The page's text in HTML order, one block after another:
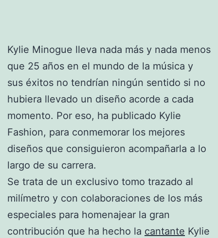
Kylie Minogue lleva nada más y nada menos
que 25 años en el mundo de la música y
sus éxitos no tendrían ningún sentido si no
hubiera llevado un diseño acorde a cada
momento. Por eso, ha publicado Kylie
Fashion, para conmemorar los mejores
diseños que consiguieron acompañarla a lo
largo de su carrera.
Se trata de un exclusivo tomo trazado al
milímetro y con colaboraciones de los más
especiales para homenajear la gran
contribución que ha hecho la cantante Kylie